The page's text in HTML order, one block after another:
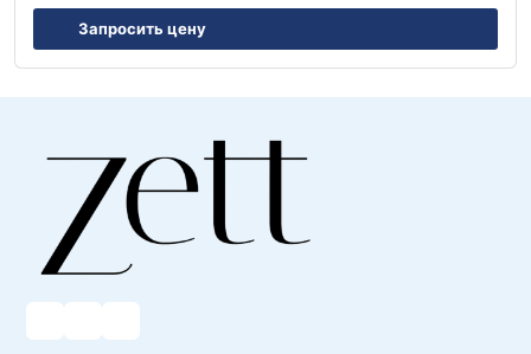
Запросить цену